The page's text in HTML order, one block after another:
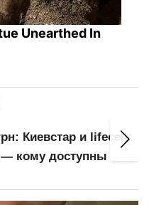
Unearthed In
Киевстар и lifecell
— кому доступны